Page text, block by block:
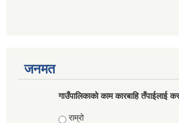
जनमत
गाउँपालिकाको काम कारबाहि तँपाईलाई
Choices
राम्रो